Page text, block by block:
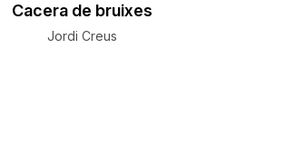
Cacera de bruixes
Jordi Creus